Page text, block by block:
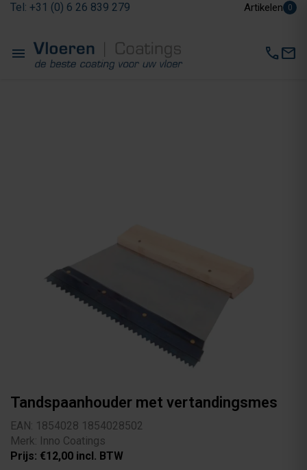
Tel: +31 (0) 6 26 839 279 Artikelen 0
menu callmail
Tandspaanhouder met vertandingsmes
EAN: 1854028 1854028502
Merk: Inno Coatings
Prijs: €12,00 incl. BTW